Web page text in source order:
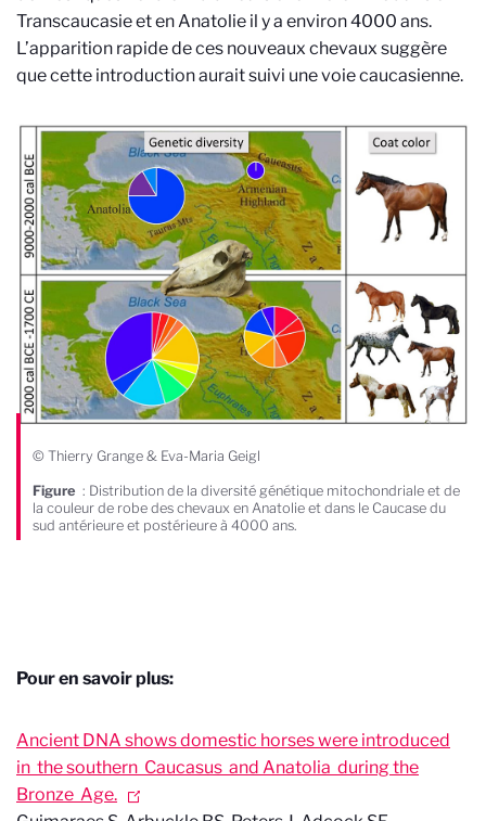
Transcaucasie et en Anatolie il y a environ 4000 ans.
L’apparition rapide de ces nouveaux chevaux suggère
que cette introduction aurait suivi une voie caucasienne.
© Thierry Grange & Eva-Maria Geigl
Figure : Distribution de la diversité génétique mitochondriale et de
la couleur de robe des chevaux en Anatolie et dans le Caucase du
sud antérieure et postérieure à 4000 ans.
Pour en savoir plus:
Ancient DNA shows domestic horses were introduced
in the southern Caucasus and Anatolia during the
Bronze Age.